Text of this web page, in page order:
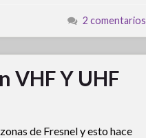
2 comentarios
VHF Y UHF
de Fresnel y esto hace